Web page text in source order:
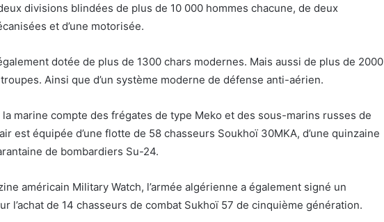
divisions blindées de plus de 10 000 hommes chacune, de deux
et d’une motorisée.
dotée de plus de 1300 chars modernes. Mais aussi de plus de 2000
Ainsi que d’un système moderne de défense anti-aérien.
marine compte des frégates de type Meko et des sous-marins russes de
est équipée d’une flotte de 58 chasseurs Soukhoï 30MKA, d’une quinzaine
de bombardiers Su-24.
américain Military Watch, l’armée algérienne a également signé un
l’achat de 14 chasseurs de combat Sukhoï 57 de cinquième génération.